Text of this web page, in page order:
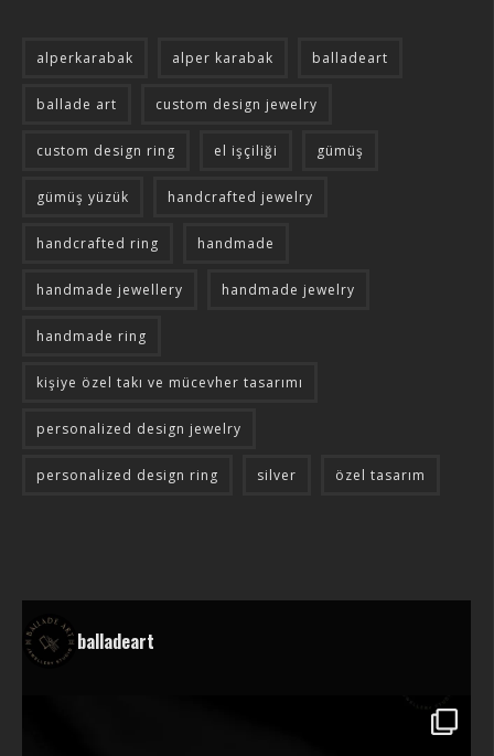
alperkarabak alper karabak balladeart
ballade art custom design jewelry
custom design ring el işçiliği gümüş
gümüş yüzük handcrafted jewelry
handcrafted ring handmade
handmade jewellery handmade jewelry
handmade ring
kişiye özel takı ve mücevher tasarımı
personalized design jewelry
personalized design ring silver özel tasarım
balladeart